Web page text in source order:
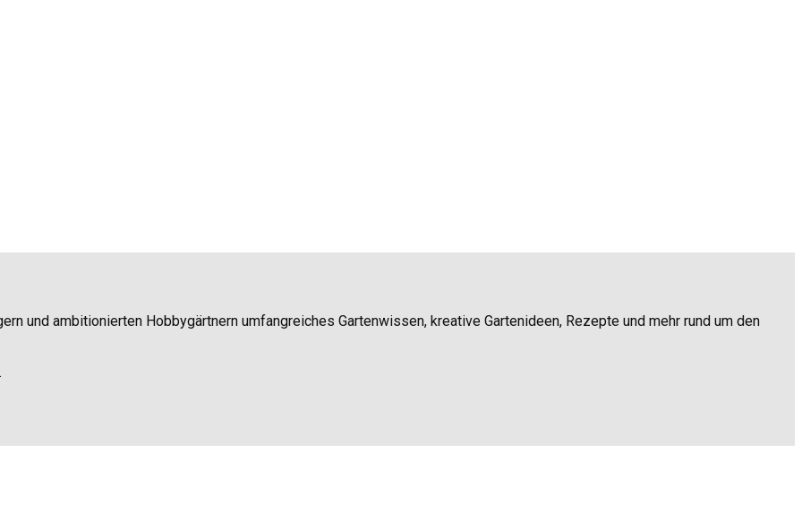
und ambitionierten Hobbygärtnern umfangreiches Gartenwissen, kreative Gartenideen, Rezepte und mehr rund um den